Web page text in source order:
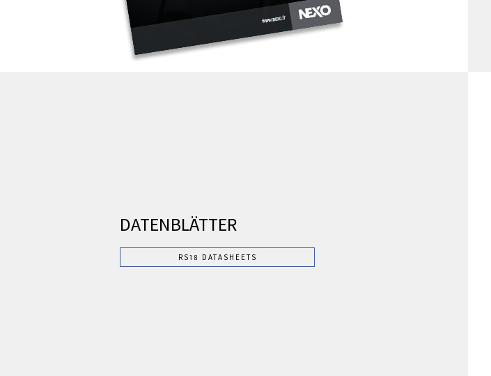
DATENBLÄTTER
RS18 DATASHEETS